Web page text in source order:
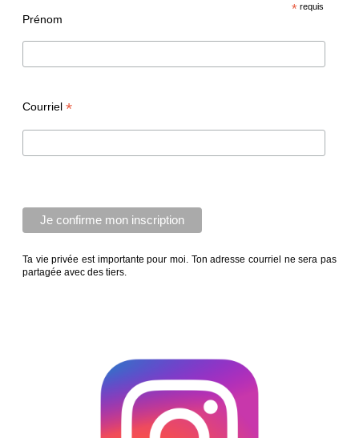
* requis
Prénom
Courriel *
Ta vie privée est importante pour moi. Ton adresse courriel ne sera pas
partagée avec des tiers.